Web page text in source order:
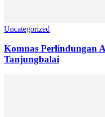
Uncategorized
Komnas Perlindungan
Tanjungbalai